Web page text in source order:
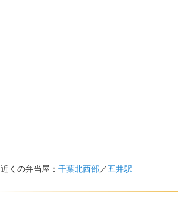
近くの弁当屋： 千葉北西部／五井駅